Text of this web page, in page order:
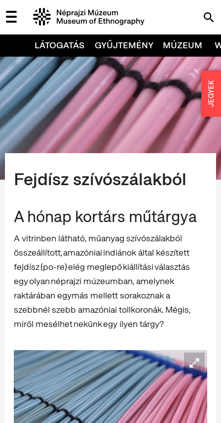
LÁTOGATÁS GYŰJTEMÉNY MÚZEUM
Fejdísz szívószálakból
A hónap kortárs műtárgya
A vitrinben látható, műanyag szívószálakból
összeállított, amazóniai indiánok által készített
fejdísz (po-re) elég meglepő kiállítási választás
egy olyan néprajzi múzeumban, amelynek
raktárában egymás mellett sorakoznak a
szebbnél szebb amazóniai tollkoronák. Mégis,
miről mesélhet nekünk egy ilyen tárgy?
JEGYEK